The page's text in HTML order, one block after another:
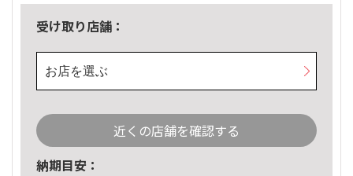
受け取り店舗：
お店を選ぶ
近くの店舗を確認する
納期目安：